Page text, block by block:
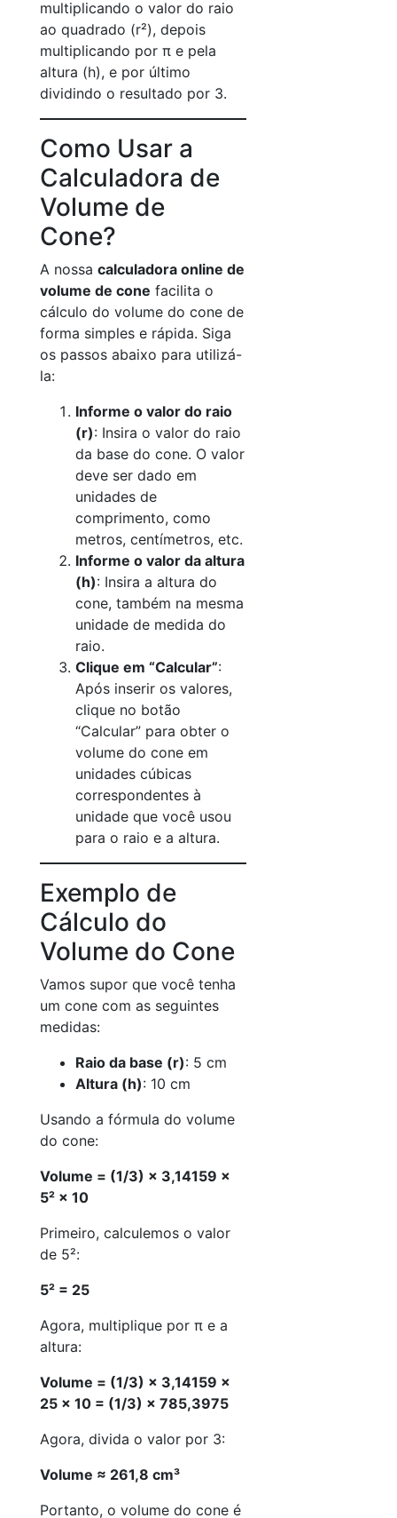
multiplicando o valor do raio
ao quadrado (r²), depois
multiplicando por π e pela
altura (h), e por último
dividindo o resultado por 3.
Como Usar a
Calculadora de
Volume de
Cone?
A nossa calculadora online de
volume de cone facilita o
cálculo do volume do cone de
forma simples e rápida. Siga
os passos abaixo para utilizá-
la:
Informe o valor do raio
(r): Insira o valor do raio
da base do cone. O valor
deve ser dado em
unidades de
comprimento, como
metros, centímetros, etc.
Informe o valor da altura
(h): Insira a altura do
cone, também na mesma
unidade de medida do
raio.
Clique em “Calcular”:
Após inserir os valores,
clique no botão
“Calcular” para obter o
volume do cone em
unidades cúbicas
correspondentes à
unidade que você usou
para o raio e a altura.
Exemplo de
Cálculo do
Volume do Cone
Vamos supor que você tenha
um cone com as seguintes
medidas:
Raio da base (r): 5 cm
Altura (h): 10 cm
Usando a fórmula do volume
do cone:
Volume = (1/3) × 3,14159 ×
5² × 10
Primeiro, calculemos o valor
de 5²:
5² = 25
Agora, multiplique por π e a
altura:
Volume = (1/3) × 3,14159 ×
25 × 10 = (1/3) × 785,3975
Agora, divida o valor por 3:
Volume ≈ 261,8 cm³
Portanto, o volume do cone é